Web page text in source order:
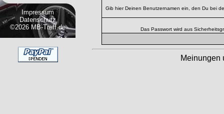
Impressum
Datenschutz
©2026 MB-Treff.de
Gib hier Deinen Benutzernamen ein, den Du bei
Das Passwort wird aus
Meinungen